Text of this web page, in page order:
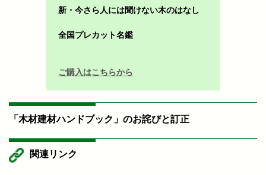
新・今さら人には聞けない木のはなし
全国プレカット名鑑
ご購入はこちらから
「木材建材ハンドブック」のお詫びと訂正
関連リンク